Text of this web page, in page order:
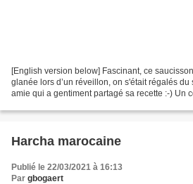
[English version below] Fascinant, ce
glanée lors d’un réveillon, on s'était régalés
amie qui a gentiment partagé sa recette :-) Un
Harcha marocaine
Publié le 22/03/2021 à 16:13
Par gbogaert